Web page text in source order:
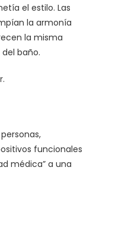
el estilo. Las
la armonía
la misma
baño.
funcionales
médica” a una